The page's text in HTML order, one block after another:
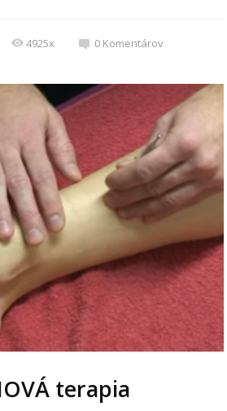
4925x 0 Komentárov
terapia